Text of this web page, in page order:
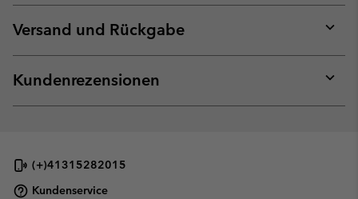
or
Versand und Rückgabe
or
Kundenrezensionen
or
(+)41315282015
Kundenservice